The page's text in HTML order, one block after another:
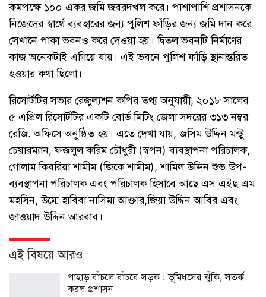
কমপক্ষে ১০০ একর জমি জবরদখল করে। পাশাপাশি প্রশাসনকে
নিজেদের স্বার্থে ব্যবহারের জন্য পুলিশ ফাঁড়ির জন্য জমি দান করে
সেখানে পাকা ভবনও করে দেওয়া হয়। দ্বিতল ভবনটি নির্মাণের
কাজ অনেকটাই এগিয়ে যায়। এই ভবনে পুলিশ ফাঁড়ি স্থানান্তরিত
হওয়ার কথা ছিলো।
রিসোর্টটির সভার রেজুল্যশন কপির তথ্য অনুযায়ী, ২০১৮ সালের
৫ এপ্রিল রিসোর্টটির একটি বোর্ড মিটিং জেলা সদরের ৩১৩ নম্বর
রেজি. অফিসে অনুষ্ঠিত হয়। এতে দেখা যায়, জসিম উদ্দিন মন্টু
চেয়ারম্যান, ফজলুল করিম চৌধুরী (স্বপন) ব্যবস্থাপনা পরিচালক,
গোলাম কিবরিয়া শামীম (জিকে শামীম), শামিল উদ্দিন শুভ উপ-
ব্যবস্থাপনা পরিচালক এবং পরিচালক হিসাবে আছে এস এইছ এম
মহসিন, উম্মে হাবিবা নাসিমা আক্তার,জিয়া উদ্দিন আবির এবং
জাওয়াদ উদ্দিন আরবাব।
এই বিষয়ে আরও
পাহাড় বাঁচলে বাঁচবে সড়ক : ভূমিধসের ঝুঁকি, সতর্ক
করল প্রশাসন